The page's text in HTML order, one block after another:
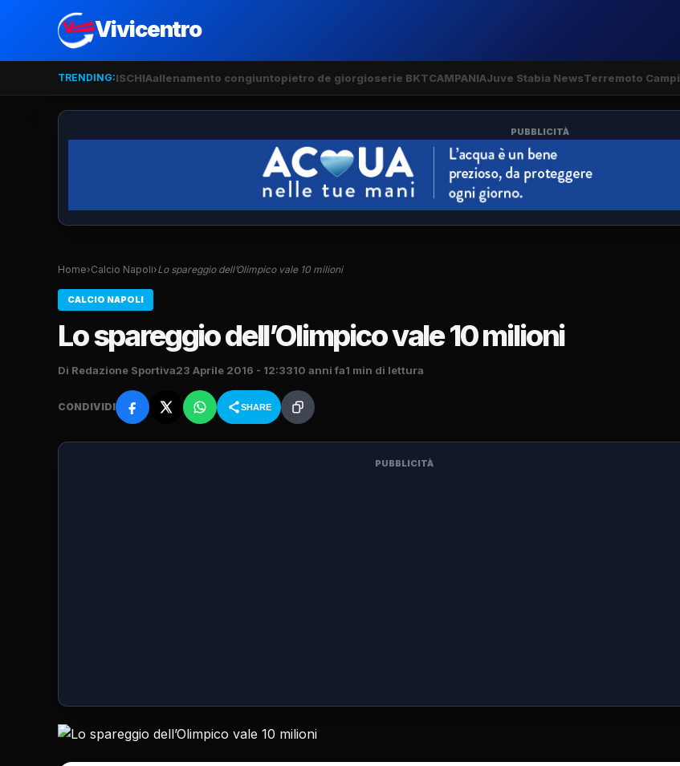
Vivicentro
TRENDING:ISCHIAallenamento congiuntopietro de giorgioserie BKTCAMPANIAJuve Stabia NewsTerremoto Campi
PUBBLICITÀ
Home›Calcio Napoli›Lo spareggio dell’Olimpico vale 10 milioni
CALCIO NAPOLI
Lo spareggio dell’Olimpico vale 10 milioni
Di Redazione Sportiva23 Aprile 2016 - 12:3310 anni fa1 min di lettura
CONDIVIDI SHARE
PUBBLICITÀ